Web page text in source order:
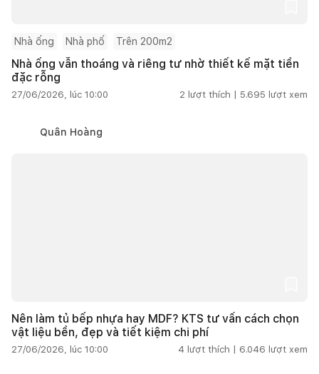
Nhà ống Nhà phố Trên 200m2
Nhà ống vẫn thoáng và riêng tư nhờ thiết kế mặt tiền
đặc rỗng
27/06/2026, lúc 10:00 2 lượt thích | 5.695 lượt xem
Quân Hoàng
Nên làm tủ bếp nhựa hay MDF? KTS tư vấn cách chọn
vật liệu bền, đẹp và tiết kiệm chi phí
27/06/2026, lúc 10:00 4 lượt thích | 6.046 lượt xem